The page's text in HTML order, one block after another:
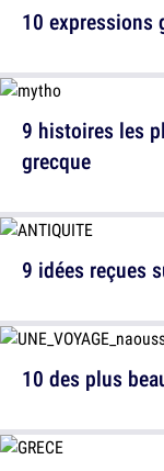
9 histoires les
grecque
10 des plus
10 expressions
9 idées reçues